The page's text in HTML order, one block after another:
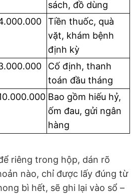
sách, đồ dùng
Tiền thuốc, quà
vặt, khám bệnh
định kỳ
Cố định, thanh
toán đầu tháng
Bao gồm hiếu hỷ,
ốm đau, gửi ngân
hàng
riêng trong hộp, dán rõ
nào, chỉ được lấy đúng từ
bì hết, sẽ ghi lại vào sổ –